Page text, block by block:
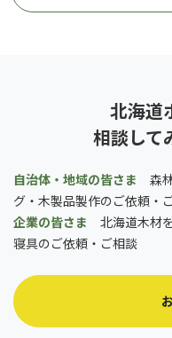
北海道
相談して
自治体・地域の皆さま 森
グ・木製品製作のご依頼・
企業の皆さま 北海道木材
寝具のご依頼・ご相談